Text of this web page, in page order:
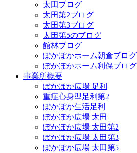
太田ブログ
太田第2ブログ
太田第3ブログ
太田第5のブログ
館林ブログ
ぽかぽかホーム朝倉ブログ
ぽかぽかホーム利保ブログ
事業所概要
ぽかぽか広場 足利
重症心身型足利第2
ぽかぽか生活足利
ぽかぽか広場 太田
ぽかぽか広場 太田第2
ぽかぽか広場 太田第3
ぽかぽか広場 太田第5